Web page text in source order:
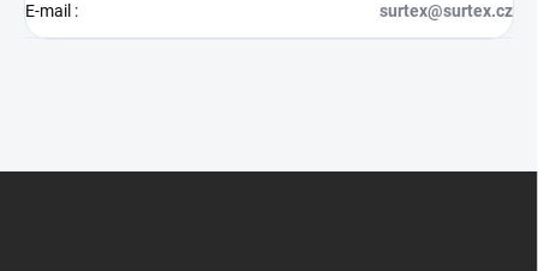
E-mail : surtex@surtex.cz